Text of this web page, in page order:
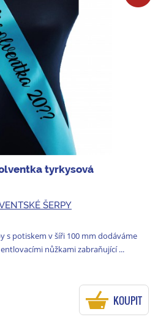
tyrkysová
ŠERPY
s potiskem v šíři 100 mm dodáváme
nůžkami zabraňující ...
KOUPIT